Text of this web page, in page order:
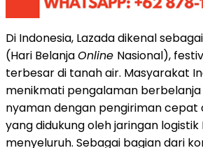
Di Indonesia, Lazada dikenal
(Hari BelanjaOnline Nasional),
terbesar di tanah air. Masyarakat
menikmati pengalaman
nyaman dengan pengiriman cepat
yang didukung oleh jaringan logistik
menyeluruh. Sebagai bagian dari